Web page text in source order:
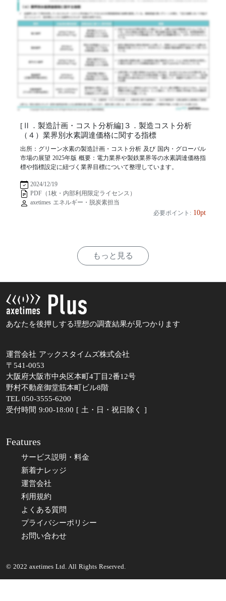
[Ⅱ．製造計画・コスト分析編]３．製造コスト分析
（４）業界別水素調達価格に関する指標
出所：グリーン水素の製造計画・コスト分析 及び 国内・グローバル
市場の展望 2025年版 概要：電力業界や製鉄業界等の水素調達価格指
標や指標設定に紐づく業界目標について整理しています。
2024/12/19
PDF（1枚・内部利用限定ライセンス）
axetimes エネルギー・脱炭素担当
必要ポイント: 10pt
もっと見る
あなたを後押しする理想の調査結果が見つかります
運営会社 アックスタイムズ株式会社
〒541-0053
大阪府大阪市中央区本町4丁目2番12号
野村不動産御堂筋本町ビル8階
TEL 050-3555-6200
受付時間 9:00-18:00 [ 土・日・祝日除く ]
Features
サービス説明・料金
新着ナレッジ
運営会社
利用規約
よくある質問
プライバシーポリシー
お問い合わせ
© 2022 axetimes Ltd. All Rights Reserved.